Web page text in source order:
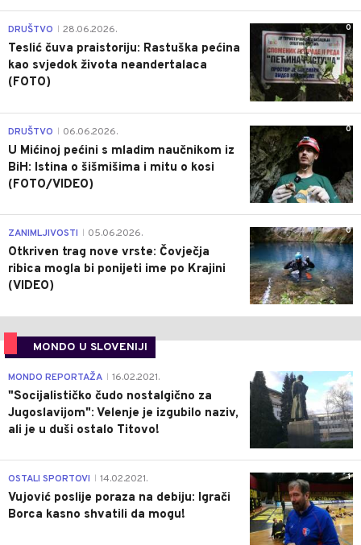
0
DRUŠTVO 28.06.2026.
Teslić čuva praistoriju: Rastuška pećina
kao svjedok života neandertalaca
(FOTO)
0
DRUŠTVO 06.06.2026.
U Mićinoj pećini s mladim naučnikom iz
BiH: Istina o šišmišima i mitu o kosi
(FOTO/VIDEO)
0
ZANIMLJIVOSTI 05.06.2026.
Otkriven trag nove vrste: Čovječja
ribica mogla bi ponijeti ime po Krajini
(VIDEO)
MONDO U SLOVENIJI
4
MONDO REPORTAŽA 16.02.2021.
"Socijalističko čudo nostalgično za
Jugoslavijom": Velenje je izgubilo naziv,
ali je u duši ostalo Titovo!
1
OSTALI SPORTOVI 14.02.2021.
Vujović poslije poraza na debiju: Igrači
Borca kasno shvatili da mogu!